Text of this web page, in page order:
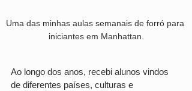
Uma das minhas aulas semanais de forró para
iniciantes em Manhattan.
Ao longo dos anos, recebi alunos vindos
de diferentes países, culturas e